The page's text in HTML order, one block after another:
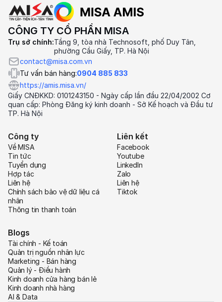
CÔNG TY CỔ PHẦN MISA
Trụ sở chính:Tầng 9, tòa nhà Technosoft, phố Duy Tân,
phường Cầu Giấy, TP. Hà Nội
contact@misa.com.vn
Tư vấn bán hàng:0904 885 833
https://amis.misa.vn/
Giấy CNĐKKD: 0101243150 - Ngày cấp lần đầu 22/04/2002 Cơ
quan cấp: Phòng Đăng ký kinh doanh - Sở Kế hoạch và Đầu tư
TP. Hà Nội
Công ty
Về MISA
Tin tức
Tuyển dụng
Hợp tác
Liên hệ
Chính sách bảo vệ dữ liệu cá
nhân
Thông tin thanh toán
Liên kết
Facebook
Youtube
LinkedIn
Zalo
Liên hệ
Tiktok
Blogs
Tài chính - Kế toán
Quản trị nguồn nhân lực
Marketing - Bán hàng
Quản lý - Điều hành
Kinh doanh cửa hàng bán lẻ
Kinh doanh nhà hàng
AI & Data